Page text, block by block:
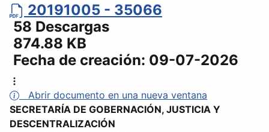
20191005 - 35066
58 Descargas
874.88 KB
Fecha de creación: 09-07-2026
Abrir documento en una nueva ventana
SECRETARÍA DE GOBERNACIÓN, JUSTICIA Y
DESCENTRALIZACIÓN